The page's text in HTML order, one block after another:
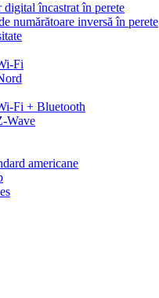
digital încastrat în perete
numărătoare inversă în perete
Fi
Fi + Bluetooth
Wave
americane